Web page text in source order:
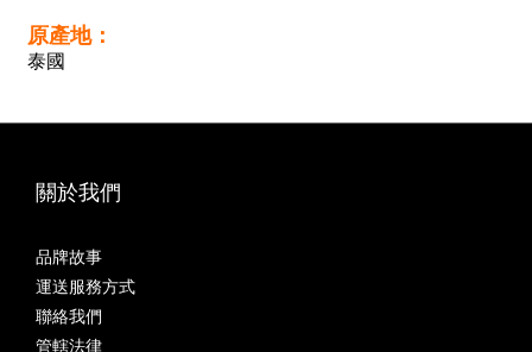
原產地：
泰國
關於我們
品牌故事
運送服務方式
聯絡我們
管轄法律